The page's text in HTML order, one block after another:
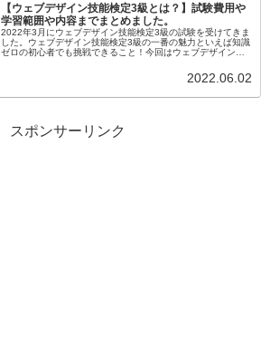
【ウェブデザイン技能検定3級とは？】試験費用や
学習範囲や内容までまとめました。
2022年3月にウェブデザイン技能検定3級の試験を受けてきま
した。ウェブデザイン技能検定3級の一番の魅力といえば知識
ゼロの初心者でも挑戦できること！今回はウェブデザイン技
2022.06.02
スポンサーリンク